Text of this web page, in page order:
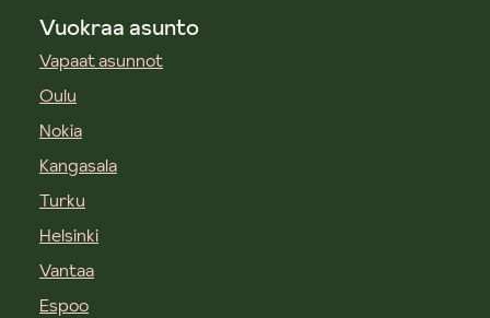
Vuokraa asunto
Vapaat asunnot
Oulu
Nokia
Kangasala
Turku
Helsinki
Vantaa
Espoo